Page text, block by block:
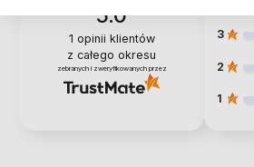
5.0
1 opinii klientów
z całego okresu
zebranych i zweryfikowanych przez
3
2
1